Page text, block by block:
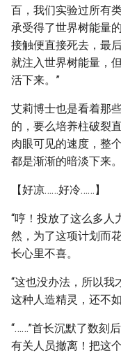
百，我们实验过所有
承受得了世界树能量
接触便直接死去，最
就注入世界树能量，
活下来。”
艾莉博士也是看着那
的，要么培养柱破裂
肉眼可见的速度，整
都是渐渐的暗淡下来。
【好凉……好冷……】
“哼！投放了这么多人
然，为了这项计划而
长心里不喜。
“这也没办法，所以我
这种人造精灵，还不
“……”首长沉默了数刻
有关人员撤离！把这